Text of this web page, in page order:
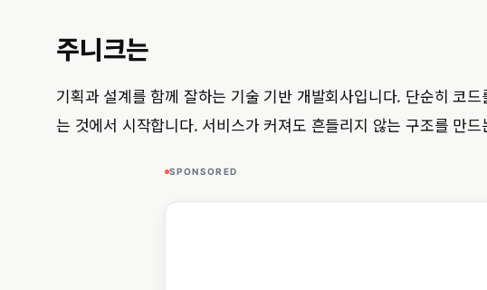
주니크는
기획과 설계를 함께 잘하는 기술 기반 개발회사입니다. 단순히 코
는 것에서 시작합니다. 서비스가 커져도 흔들리지 않는 구조를 만
SPONSORED